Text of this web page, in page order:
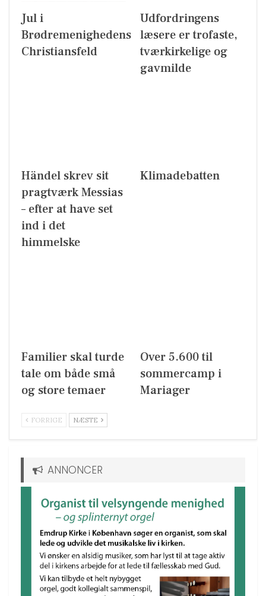
Jul i
Brødremenighedens
Christiansfeld
Udfordringens
læsere er trofaste,
tværkirkelige og
gavmilde
Händel skrev sit
pragtværk Messias
– efter at have set
ind i det
himmelske
Klimadebatten
Familier skal turde
tale om både små
og store temaer
Over 5.600 til
sommercamp i
Mariager
FORRIGE NÆSTE
ANNONCER